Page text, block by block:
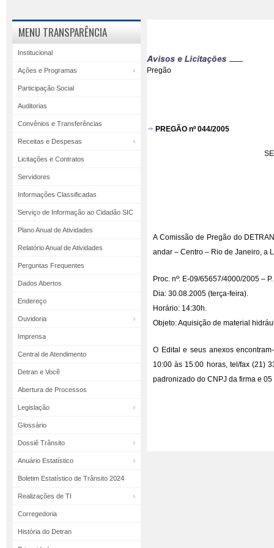
MENU TRANSPARÊNCIA
Institucional
Ações e Programas
Participação Social
Auditorias
Convênios e Transferências
Receitas e Despesas
Licitações e Contratos
Servidores
Informações Classificadas
Serviço de Informação ao Cidadão SIC
Plano Anual de Atividades
Relatório Anual de Atividades
Perguntas Frequentes
Dados Abertos
Endereço
Ouvidoria
Imprensa
Central de Atendimento
Detran e Você
Abertura de Processos
Legislação
Glossário
Dossiê Trânsito
Anuário Estatístico
Boletim Estatístico de Trânsito 2024
Realizações de TI
Corregedoria
História do Detran
Pregão
PREGÃO nº 044/2005
A Comissão de Pregão do
andar – Centro – Rio de Janeiro, a
Proc. nº: E-09/65657/4000/2005 –
Dia: 30.08.2005 (terça-feira).
Horário: 14:30h.
Objeto: Aquisição de material
O Edital e seus anexos
10:00 às 15:00 horas, tel/fax (21)
padronizado do CNPJ da firma e